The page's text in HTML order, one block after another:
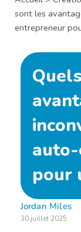
Graphistes et
Coachs
Application
Tarifs
À propos
Blog
Contact
sont les
entrepreneur
pour
Jordan Miles
30 juillet 2025